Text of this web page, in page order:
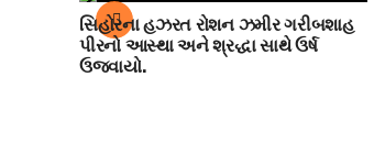
સિહોરના હઝરત રોશન ઝમીર ગરીબશાહ
પીરનો આસ્થા અને શ્રદ્ધા સાથે ઉર્ષ
ઉજવાયો.